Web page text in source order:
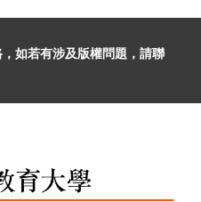
，如若有涉及版權問題 ，請聯